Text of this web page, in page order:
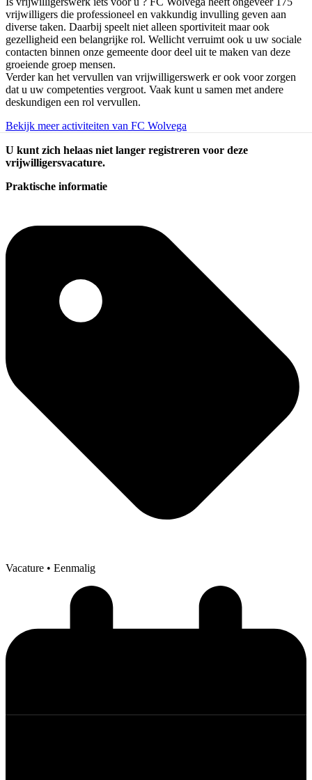
vrijwilligers die professioneel en vakkundig invulling geven aan
diverse taken. Daarbij speelt niet alleen sportiviteit maar ook
gezelligheid een belangrijke rol. Wellicht verruimt ook u uw sociale
contacten binnen onze gemeente door deel uit te maken van deze
groeiende groep mensen.
Verder kan het vervullen van vrijwilligerswerk er ook voor zorgen
dat u uw competenties vergroot. Vaak kunt u samen met andere
deskundigen een rol vervullen.
Bekijk meer activiteiten van FC Wolvega
U kunt zich helaas niet langer registreren voor deze
vrijwilligersvacature.
Praktische informatie
Vacature • Eenmalig